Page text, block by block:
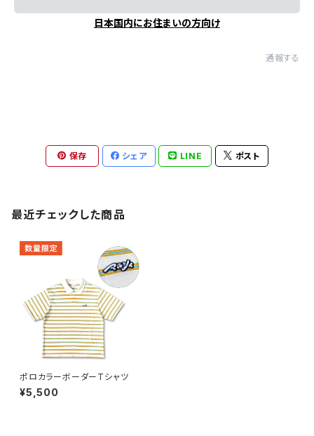
日本国内にお住まいの方向け
通報する
保存 シェア LINE ポスト
最近チェックした商品
ポロカラーボーダーTシャツ
¥5,500